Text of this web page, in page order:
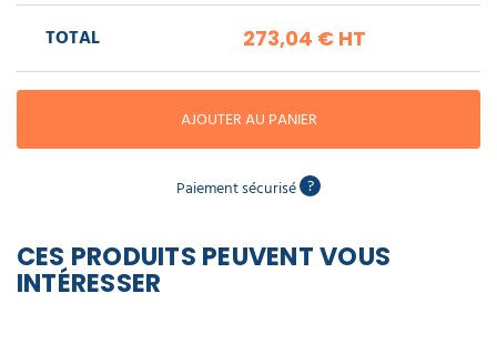
piscine
nuisibles
voiture
Numatic
Nettoyeur
vapeur
Doseur
à
bretelles
TOTAL 273,04 € HT
AJOUTER AU PANIER
Paiement sécurisé ?
CES PRODUITS PEUVENT VOUS
INTÉRESSER